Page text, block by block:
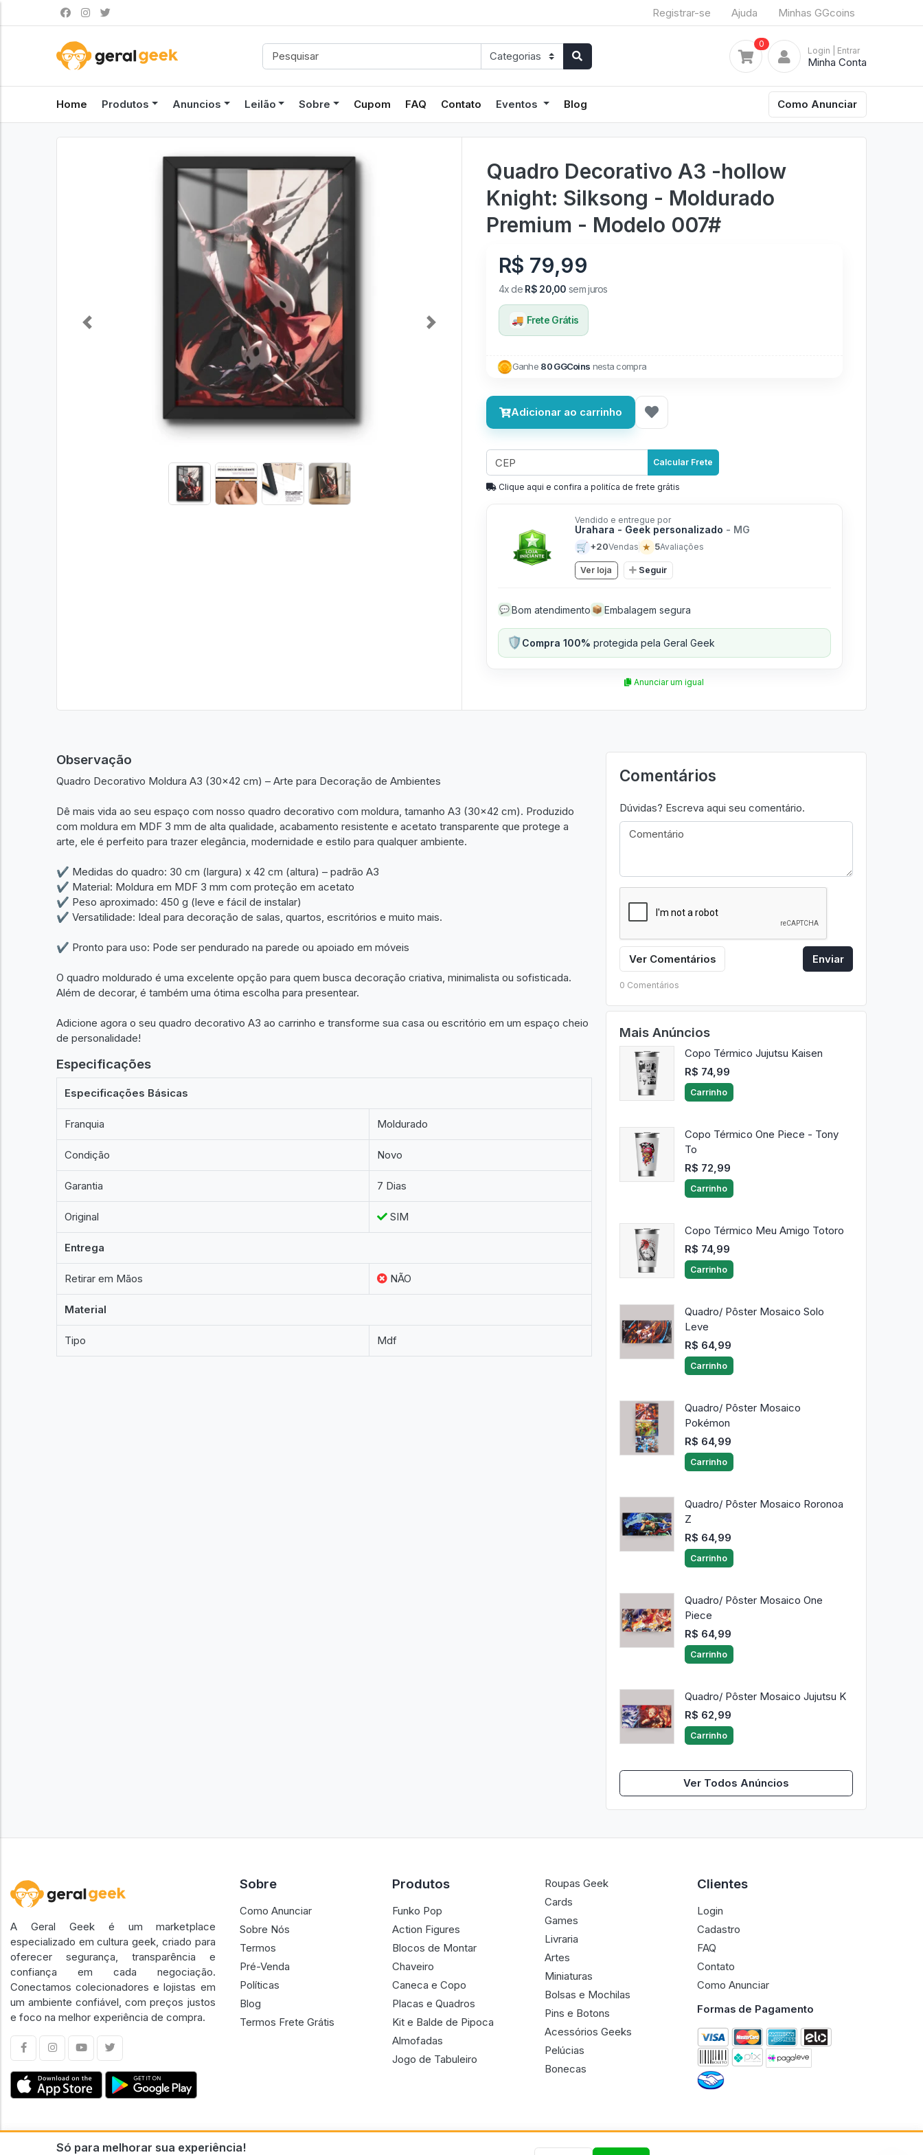
Registrar-se Ajuda Minhas GGcoins
0
Login | Entrar
Minha Conta
Home Produtos Anuncios Leilão Sobre Cupom FAQ Contato Eventos Blog Como Anunciar
Previous Next
Quadro Decorativo A3 -hollow
Knight: Silksong - Moldurado
Premium - Modelo 007#
R$ 79,99
4x de R$ 20,00 sem juros
🚚 Frete Grátis
Ganhe 80 GGCoins nesta compra
Adicionar ao carrinho
Calcular Frete
Clique aqui e confira a politíca de frete grátis
Vendido e entregue por
Urahara - Geek personalizado - MG
🛒 +20Vendas ★ 5Avaliações
Ver loja Seguir
💬 Bom atendimento 📦 Embalagem segura
🛡️Compra 100% protegida pela Geral Geek
Anunciar um igual
Observação
Quadro Decorativo Moldura A3 (30x42 cm) – Arte para Decoração de Ambientes
Dê mais vida ao seu espaço com nosso quadro decorativo com moldura, tamanho A3 (30x42 cm). Produzido
com moldura em MDF 3 mm de alta qualidade, acabamento resistente e acetato transparente que protege a
arte, ele é perfeito para trazer elegância, modernidade e estilo para qualquer ambiente.
✔ Medidas do quadro: 30 cm (largura) x 42 cm (altura) – padrão A3
✔ Material: Moldura em MDF 3 mm com proteção em acetato
✔ Peso aproximado: 450 g (leve e fácil de instalar)
✔ Versatilidade: Ideal para decoração de salas, quartos, escritórios e muito mais.
✔ Pronto para uso: Pode ser pendurado na parede ou apoiado em móveis
O quadro moldurado é uma excelente opção para quem busca decoração criativa, minimalista ou sofisticada.
Além de decorar, é também uma ótima escolha para presentear.
Adicione agora o seu quadro decorativo A3 ao carrinho e transforme sua casa ou escritório em um espaço cheio
de personalidade!
Especificações
Especificações Básicas
Franquia Moldurado
Condição Novo
Garantia 7 Dias
Original SIM
Entrega
Retirar em Mãos NÃO
Material
Tipo Mdf
Comentários
Dúvidas? Escreva aqui seu comentário.
Ver Comentários Enviar
0 Comentários
Mais Anúncios
Copo Térmico Jujutsu Kaisen
R$ 74,99
Carrinho
Copo Térmico One Piece - Tony
To
R$ 72,99
Carrinho
Copo Térmico Meu Amigo Totoro
R$ 74,99
Carrinho
Quadro/ Pôster Mosaico Solo
Leve
R$ 64,99
Carrinho
Quadro/ Pôster Mosaico
Pokémon
R$ 64,99
Carrinho
Quadro/ Pôster Mosaico Roronoa
Z
R$ 64,99
Carrinho
Quadro/ Pôster Mosaico One
Piece
R$ 64,99
Carrinho
Quadro/ Pôster Mosaico Jujutsu K
R$ 62,99
Carrinho
Ver Todos Anúncios
Só para melhorar sua experiência!
A Geral Geek é um marketplace
especializado em cultura geek, criado para
oferecer segurança, transparência e
confiança em cada negociação.
Conectamos colecionadores e lojistas em
um ambiente confiável, com preços justos
e foco na melhor experiência de compra.
Sobre
Como Anunciar
Sobre Nós
Termos
Pré-Venda
Políticas
Blog
Termos Frete Grátis
Produtos
Funko Pop
Action Figures
Blocos de Montar
Chaveiro
Caneca e Copo
Placas e Quadros
Kit e Balde de Pipoca
Almofadas
Jogo de Tabuleiro
Roupas Geek
Cards
Games
Livraria
Artes
Miniaturas
Bolsas e Mochilas
Pins e Botons
Acessórios Geeks
Pelúcias
Bonecas
Clientes
Login
Cadastro
FAQ
Contato
Como Anunciar
Formas de Pagamento